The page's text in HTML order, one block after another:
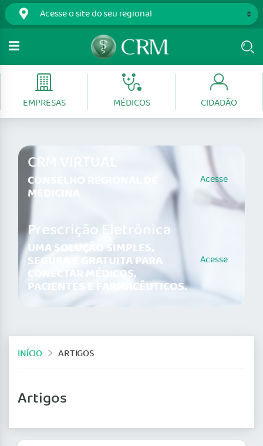
EMPRESAS MÉDICOS CIDADÃO
CRM VIRTUAL
CONSELHO REGIONAL DE
MEDICINA
Acesse
Prescrição Eletrônica
UMA SOLUÇÃO SIMPLES,
SEGURA E GRATUITA PARA
CONECTAR MÉDICOS,
PACIENTES E FARMACÊUTICOS.
Acesse
INÍCIO ARTIGOS
Artigos